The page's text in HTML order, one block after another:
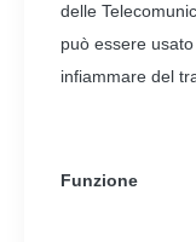
delle
può essere
infiammare del
Funzione